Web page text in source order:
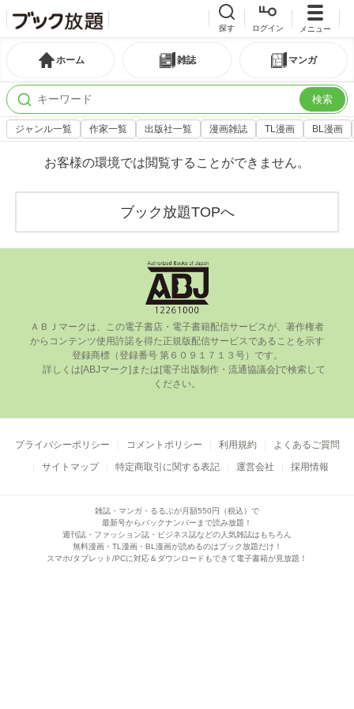
探す ログイン メニュー
ホーム 雑誌 マンガ
検索
ジャンル一覧 作家一覧 出版社一覧 漫画雑誌 TL漫画 BL漫画
お客様の環境では閲覧することができません。
ブック放題TOPへ
ＡＢＪマークは、この電⼦書店・電⼦書籍配信サービスが、著作権者
からコンテンツ使⽤許諾を得た正規版配信サービスであることを⽰す
登録商標（登録番号 第６０９１７１３号）です。
ください。
プライバシーポリシー コメントポリシー 利用規約
よくあるご質問
サイトマップ
特定商取引に関する表記 運営会社 採用情報
雑誌・マンガ・るるぶが月額550円（税込）で
最新号からバックナンバーまで読み放題！
週刊誌・ファッション誌・ビジネス誌などの人気雑誌はもちろん
無料漫画・TL漫画・BL漫画が読めるのはブック放題だけ！
スマホ/タブレット/PCに対応＆ダウンロードもできて電子書籍が見放題！